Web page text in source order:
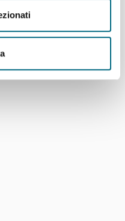
servizio ripristinato